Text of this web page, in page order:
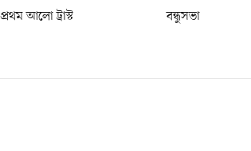
প্রথম আলো ট্রাস্ট বন্ধুসভা